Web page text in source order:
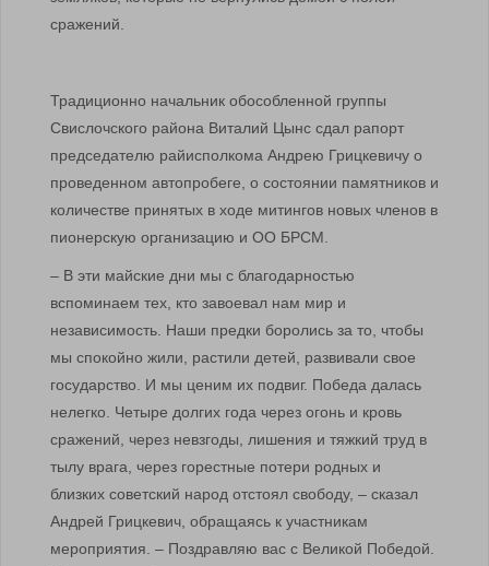
сражений.
Традиционно начальник обособленной группы
Свислочского района Виталий Цынс сдал рапорт
председателю райисполкома Андрею Грицкевичу о
проведенном автопробеге, о состоянии памятников и
количестве принятых в ходе митингов новых членов в
пионерскую организацию и ОО БРСМ.
– В эти майские дни мы с благодарностью
вспоминаем тех, кто завоевал нам мир и
независимость. Наши предки боролись за то, чтобы
мы спокойно жили, растили детей, развивали свое
государство. И мы ценим их подвиг. Победа далась
нелегко. Четыре долгих года через огонь и кровь
сражений, через невзгоды, лишения и тяжкий труд в
тылу врага, через горестные потери родных и
близких советский народ отстоял свободу, – сказал
Андрей Грицкевич, обращаясь к участникам
мероприятия. – Поздравляю вас с Великой Победой.